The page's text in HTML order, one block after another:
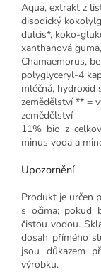
Aqua, extrakt z
disodický
dulcis*, koko-
xanthanová
Chamaemorus,
polyglyceryl-4
mléčná, hydroxid
zemědělství ** =
zemědělství
11% bio z
minus voda a
Upozornění
Produkt je určen
s očima; pokud
čistou vodou.
dosah přímého
jsou důkazem
výrobku.